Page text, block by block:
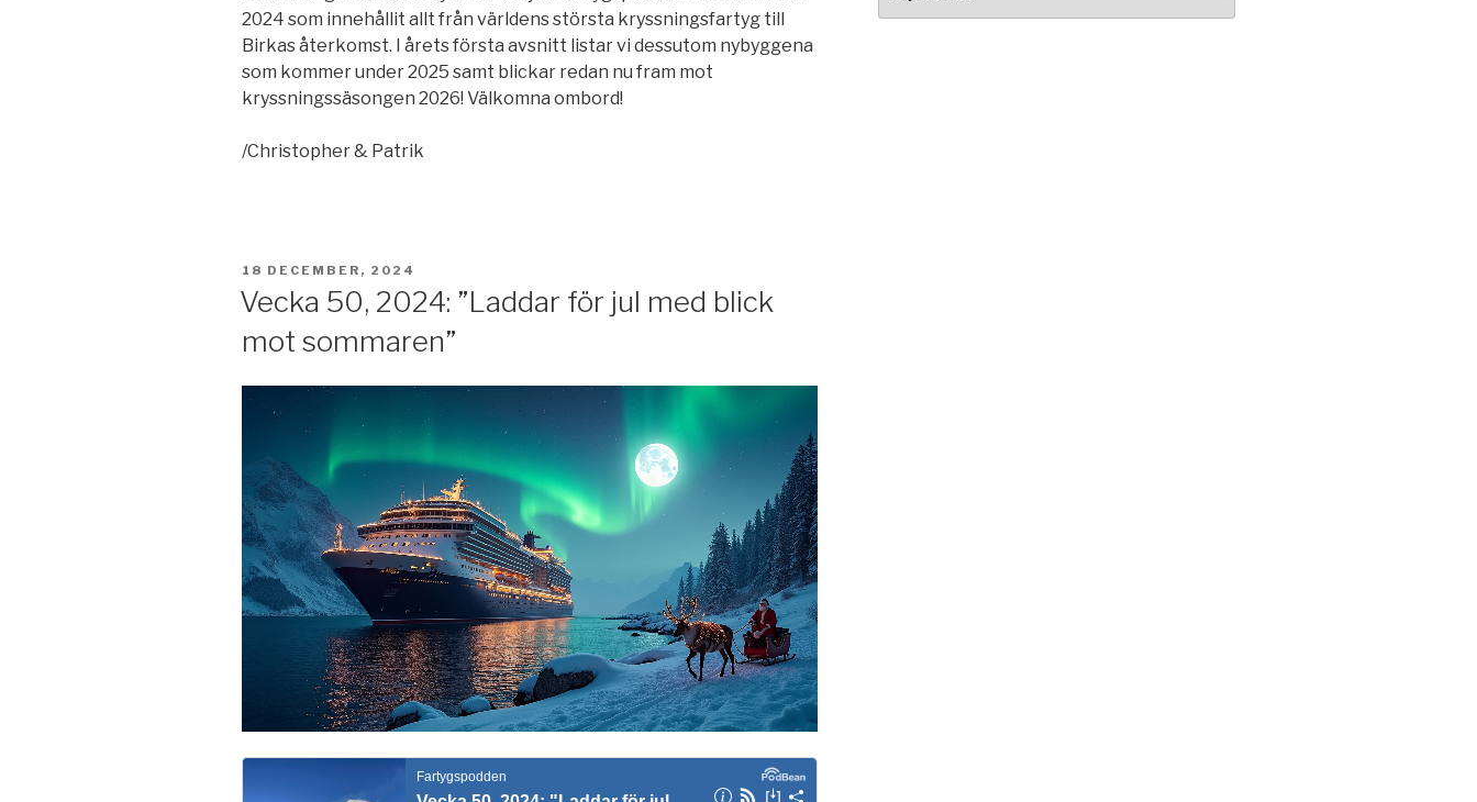
2024 som innehållit allt från världens största kryssningsfartyg till
Birkas återkomst. I årets första avsnitt listar vi dessutom nybyggena
som kommer under 2025 samt blickar redan nu fram mot
kryssningssäsongen 2026! Välkomna ombord!
/Christopher & Patrik
PUBLICERAT
18 DECEMBER, 2024
Vecka 50, 2024: ”Laddar för jul med blick
mot sommaren”